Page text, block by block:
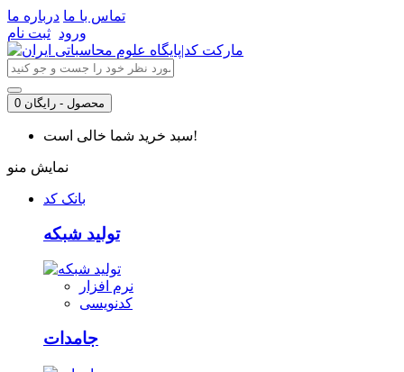
تماس با ما درباره ما
ورود ثبت نام
0 محصول - رایگان
سبد خرید شما خالی است!
نمایش منو
بانک کد
تولید شبکه
نرم افزار
کدنویسی
جامدات